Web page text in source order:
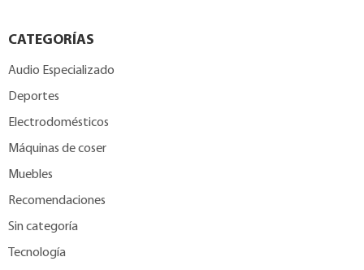
CATEGORÍAS
Audio Especializado
Deportes
Electrodomésticos
Máquinas de coser
Muebles
Recomendaciones
Sin categoría
Tecnología